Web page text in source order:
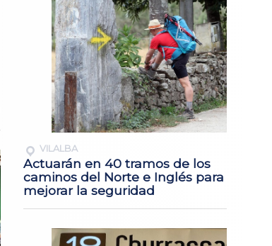
VILALBA
Actuarán en 40 tramos de los
caminos del Norte e Inglés para
mejorar la seguridad